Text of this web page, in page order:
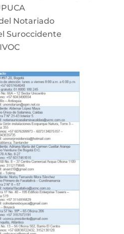
Notariado
Suroccidente